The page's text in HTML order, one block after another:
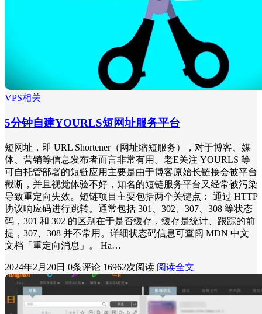
VPS相关
5分钟自建YOURLS短网址服务平台
短网址，即 URL Shortener（网址缩短服务），对于博客、媒
体、营销等信息发布者而言非常有用。老E关注 YOURLS 等
可自托管部署的短链应用主要是由于博客原始长链接会被平台
截断，并且视觉体验不好，知名的短链服务平台又经常被污染
导致重定向失效。短链项目主要包括两个关键点： 通过 HTTP
协议响应码进行跳转。通常包括 301、302、307、308 等状态
码，301 和 302 的区别在于是否缓存，缓存是统计、跟踪的前
提，307、308 并不常用。详细状态码信息可查阅 MDN 中文
文档「重定向消息」。 Ha…
2024年2月20日 0条评论 16962次阅读 阅读全文